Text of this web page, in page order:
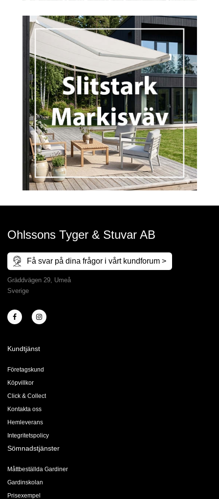
Ohlssons Tyger & Stuvar AB
Få svar på dina frågor i vårt kundforum >
Gräddvägen 29, Umeå
Sverige
Kundtjänst
Företagskund
Köpvillkor
Click & Collect
Kontakta oss
Hemleverans
Integritetspolicy
Sömnadstjänster
Måttbeställda Gardiner
Gardinskolan
Prisexempel